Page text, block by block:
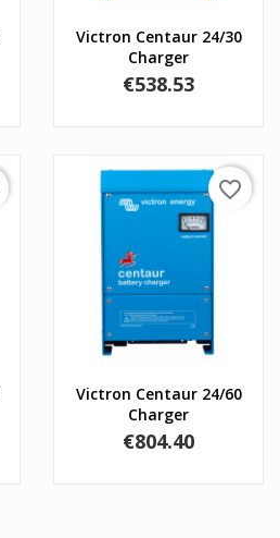
Victron Centaur 24/30
Charger
Price
€538.53
Victron Centaur 24/60
Charger
Price
€804.40
favorite_border